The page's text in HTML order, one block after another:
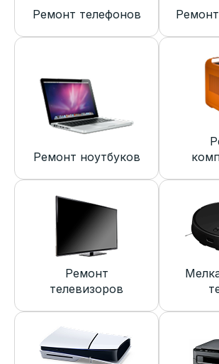
Ремонт телефонов
Ремонт ноутбуков
Ремонт
телевизоров